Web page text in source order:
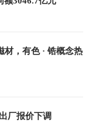
，有色 · 锆概念热
厂报价下调